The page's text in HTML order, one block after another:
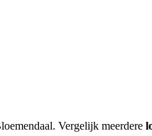
. Vergelijk meerdere